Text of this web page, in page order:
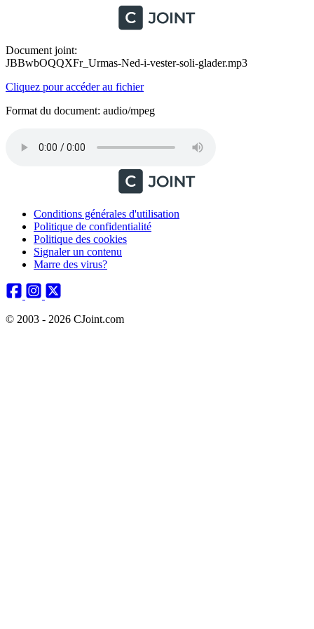
Document joint:
JBBwbOQQXFr_Urmas-Ned-i-vester-soli-glader.mp3
Cliquez pour accéder au fichier
Format du document: audio/mpeg
Conditions générales d'utilisation
Politique de confidentialité
Politique des cookies
Signaler un contenu
Marre des virus?
© 2003 - 2026 CJoint.com